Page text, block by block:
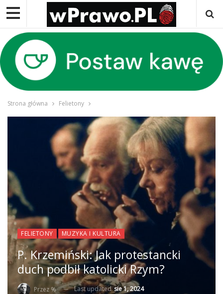
Strona główna Felietony
FELIETONY MUZYKA I KULTURA
P. Krzemiński: Jak protestancki
duch podbił katolicki Rzym?
Przez % Last updatedsie 1, 2024